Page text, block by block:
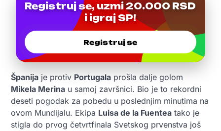
Registruj se, uzmi 20.000 RSD
i igraj SP!
Registruj se
Španija je protiv Portugala prošla dalje golom
Mikela Merina u samoj završnici. Bio je to rekordni
deseti pogodak za pobedu u poslednjim minutima na
ovom Mundijalu. Ekipa Luisa de la Fuentea tako je
stigla do prvog četvrtfinala Svetskog prvenstva još